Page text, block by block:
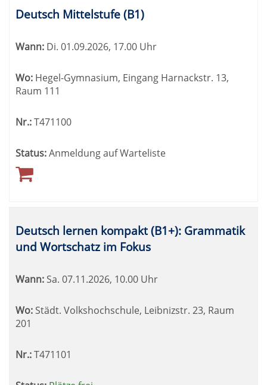
Deutsch Mittelstufe (B1)
Wann: Di. 01.09.2026, 17.00 Uhr
Wo: Hegel-Gymnasium, Eingang Harnackstr. 13,
Raum 111
Nr.:T471100
Status:Anmeldung auf Warteliste
Deutsch lernen kompakt (B1+): Grammatik
und Wortschatz im Fokus
Wann: Sa. 07.11.2026, 10.00 Uhr
Wo: Städt. Volkshochschule, Leibnizstr. 23, Raum
201
Nr.:T471101